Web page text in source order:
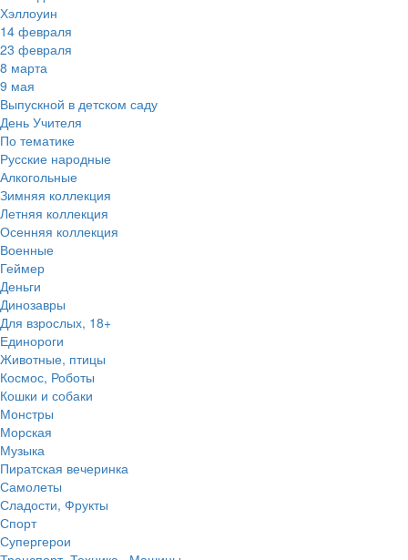
Хэллоуин
14 февраля
23 февраля
8 марта
9 мая
Выпускной в детском саду
День Учителя
По тематике
Русские народные
Алкогольные
Зимняя коллекция
Летняя коллекция
Осенняя коллекция
Военные
Геймер
Деньги
Динозавры
Для взрослых, 18+
Единороги
Животные, птицы
Космос, Роботы
Кошки и собаки
Монстры
Морская
Музыка
Пиратская вечеринка
Самолеты
Сладости, Фрукты
Спорт
Супергерои